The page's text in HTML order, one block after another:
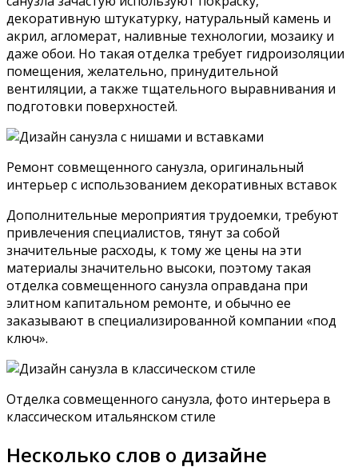
Дворцовый стиль — белая керамика, зеркала,
лепнина, изящная мебель, позолота или
бронзовые вычурные элементы.
Морскую тематику как нельзя лучше подчеркнут
синие, голубые, песочные и желтые цвета в
отделке, декоративные вставки с рыбками,
ракушками, плавные переходы (волны) из одной
зоны в другую.
Большой совмещенный санузел в морском стиле
Ретро – это массивная ванна на изогнутых
ножках, винтажные смесители – венлиля-
барашки, раковина из латуни, мебель из
брошированного дерева.
Винтажные элементы декора подчеркнут стиль
выразительности
Хай-тек – это глянец и чистые контрастные
цвета: металлик, бело-черный, красно-белый
всевозможными опциями, смесители с